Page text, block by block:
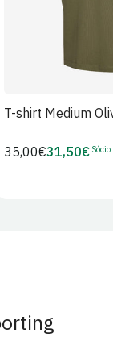
T-shirt Medium
Preço
35,00€Preço
31,50€ Sócio